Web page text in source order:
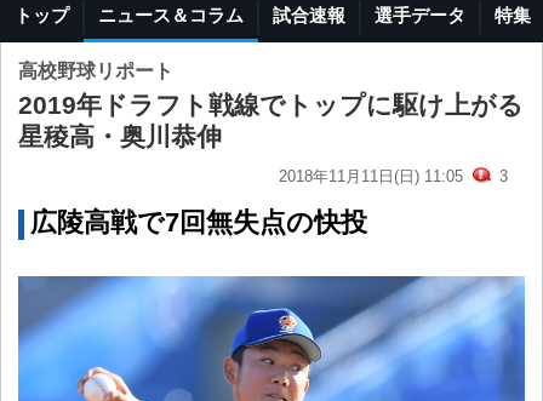
トップ ニュース＆コラム 試合速報 選手データ 特集
高校野球リポート
2019年ドラフト戦線でトップに駆け上がる
星稜高・奥川恭伸
2018年11月11日(日) 11:05 3
広陵高戦で7回無失点の快投